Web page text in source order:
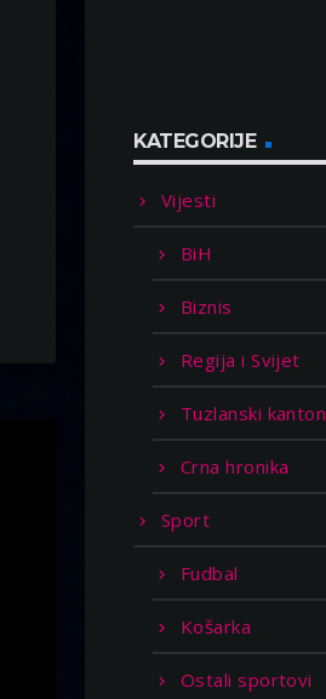
KATEGORIJE
Vijesti
BiH
Biznis
Regija i Svijet
Tuzlanski kanton
Crna hronika
Sport
Fudbal
Košarka
Ostali sportovi